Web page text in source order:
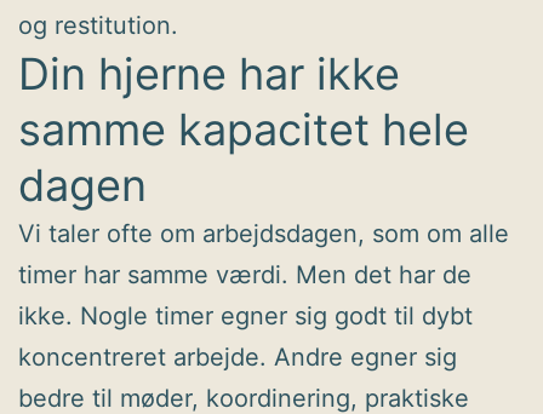
og restitution.
Din hjerne har ikke
samme kapacitet hele
dagen
Vi taler ofte om arbejdsdagen, som om alle
timer har samme værdi. Men det har de
ikke. Nogle timer egner sig godt til dybt
koncentreret arbejde. Andre egner sig
bedre til møder, koordinering, praktiske